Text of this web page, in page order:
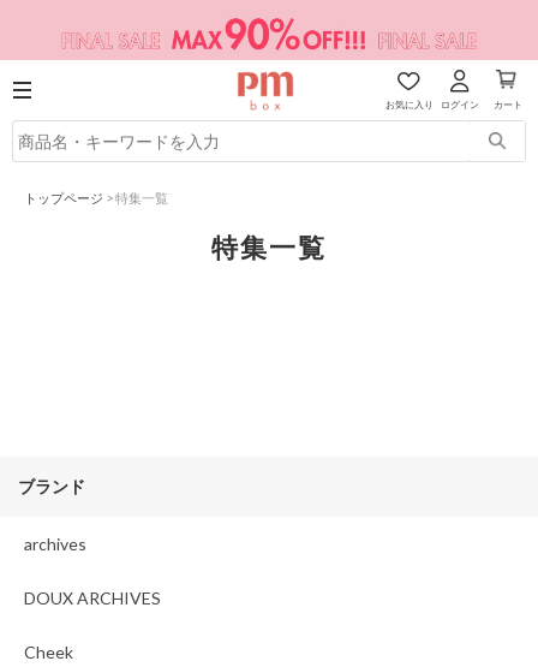
お気に入り ログイン カート
トップページ >特集一覧
特集一覧
ブランド
archives
DOUX ARCHIVES
Cheek